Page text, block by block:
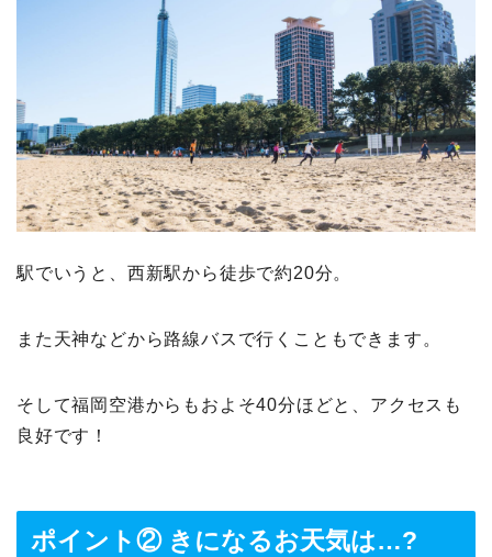
駅でいうと、西新駅から徒歩で約20分。
また天神などから路線バスで行くこともできます。
そして福岡空港からもおよそ40分ほどと、アクセスも
良好です！
ポイント② きになるお天気は…?